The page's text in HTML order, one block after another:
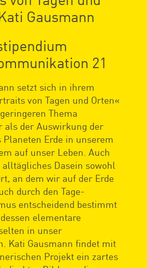
Gausmann
21
setzt sich in ihrem
von Tagen und Orten«
Thema
als der Auswirkung der
Planeten Erde in unserem
auf unser Leben. Auch
Dasein sowohl
an dem wir auf der Erde
durch den Tage-
entscheidend bestimmt
elementare
in unser
Kati Gausmann findet mit
Projekt ein zartes